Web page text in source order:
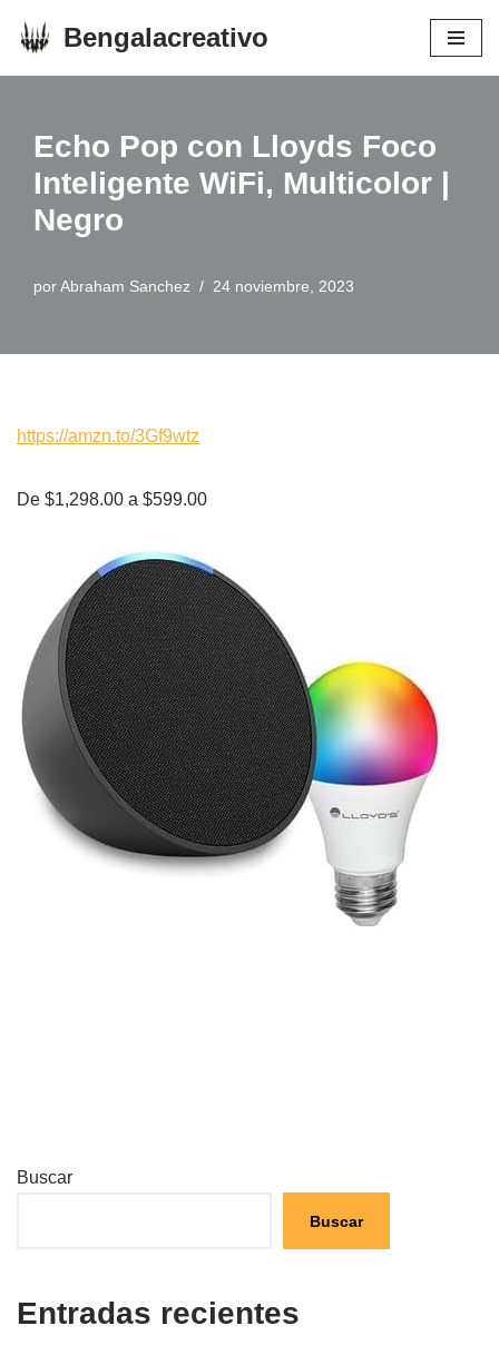
Bengalacreativo
Echo Pop con Lloyds Foco
Inteligente WiFi, Multicolor |
Negro
porAbraham Sanchez 24 noviembre, 2023
https://amzn.to/3Gf9wtz
De $1,298.00 a $599.00
Buscar
Buscar
Entradas recientes